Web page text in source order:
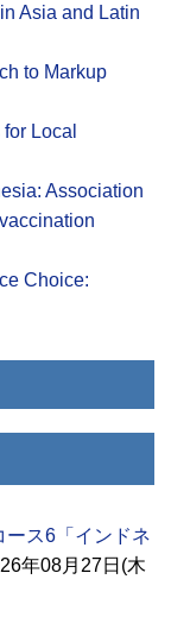
Asia and Latin
to Markup
Local
Association
Choice:
ス6「インドネ
年08月27日(木